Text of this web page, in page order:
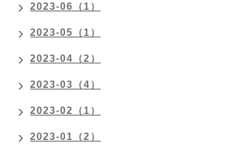
2023-06（1）
2023-05（1）
2023-04（2）
2023-03（4）
2023-02（1）
2023-01（2）